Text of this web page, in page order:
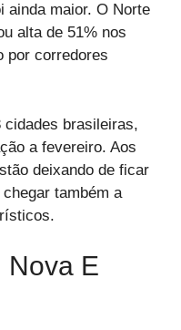
ainda maior. O Norte
alta de 51% nos
por corredores
cidades brasileiras,
a fevereiro. Aos
deixando de ficar
também a
Nova E